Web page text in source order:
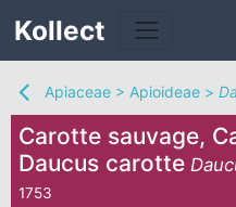
Kollect
Apiaceae > Apioideae >
Carotte sauvage,
Daucus carotte
1753